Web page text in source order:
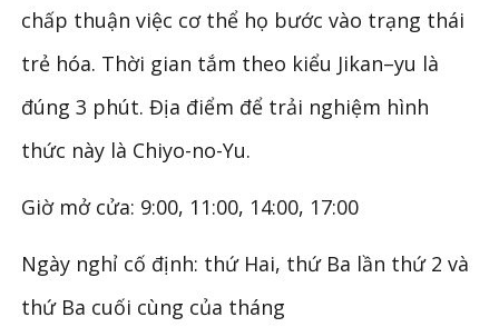
chấp thuận việc cơ thể họ bước vào trạng thái
trẻ hóa. Thời gian tắm theo kiểu Jikan–yu là
đúng 3 phút. Địa điểm để trải nghiệm hình
thức này là Chiyo-no-Yu.
Giờ mở cửa: 9:00, 11:00, 14:00, 17:00
Ngày nghỉ cố định: thứ Hai, thứ Ba lần thứ 2 và
thứ Ba cuối cùng của tháng